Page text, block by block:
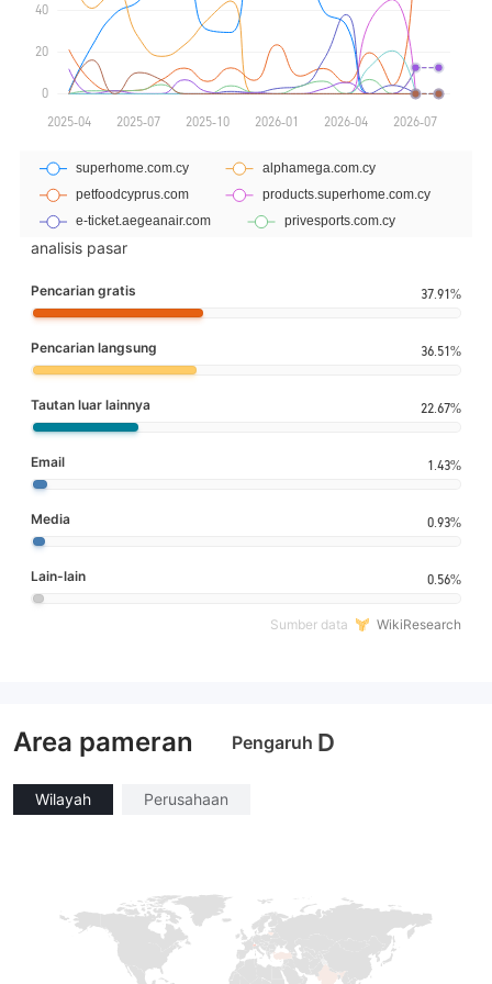
analisis pasar
Pencarian gratis 37.91%
Pencarian langsung 36.51%
Tautan luar lainnya 22.67%
Email 1.43%
Media 0.93%
Lain-lain 0.56%
Sumber data WikiResearch
Area pameran Pengaruh D
Wilayah Perusahaan